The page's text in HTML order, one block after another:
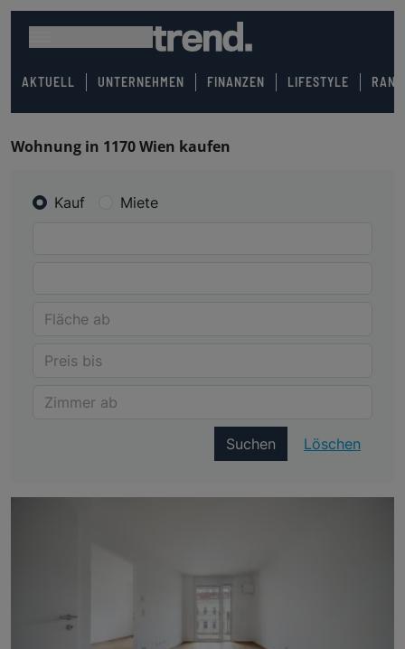
AKTUELL UNTERNEHMEN FINANZEN LIFESTYLE
Wohnung in 1170 Wien kaufen
Kauf Miete
Suchen Löschen